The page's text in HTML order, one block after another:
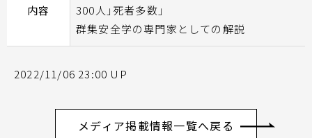
内容
300人」死者多数」
群集安全学の専門家としての解説
2022/11/06 23:00 UP
メディア掲載情報一覧へ戻る